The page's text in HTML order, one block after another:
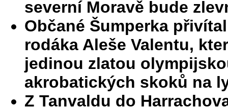
severní Moravě bude
Občané Šumperka
rodáka Aleše Valentu,
jedinou zlatou
akrobatických skoků na
Z Tanvaldu do